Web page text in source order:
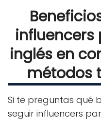
influencers
inglés en
métodos
Si te preguntas qué
seguir influencers